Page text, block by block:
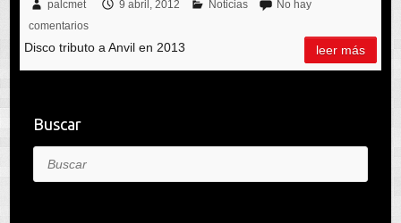
palcmet 9 abril, 2012 Noticias
No hay
comentarios
Disco tributo a Anvil en 2013 leer más
Buscar
Buscar